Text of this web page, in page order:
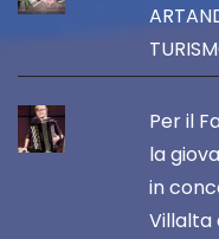
Per il
la
in
Villalta